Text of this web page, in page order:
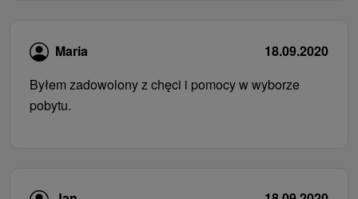
Maria
18.09.2020
Byłem zadowolony z chęci i pomocy w wyborze
pobytu.